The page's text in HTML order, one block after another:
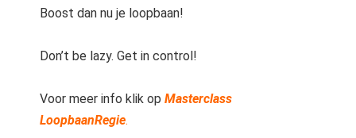
Boost dan nu je loopbaan!
Don’t be lazy. Get in control!
Voor meer info klik op Masterclass
LoopbaanRegie.